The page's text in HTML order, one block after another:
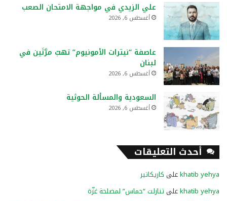
علي الزيدي في مواجهة الامتحان الصعب
أغسطس 6, 2026
عاصفة “نيترات الأمونيوم” تهبّ مرَّتَين في
لبنان
أغسطس 6, 2026
السعودية والمسألة الحوثية
أغسطس 6, 2026
أحدث التعليقات
khatib yehyaعلى كاريكاتير
khatib yehyaعلى تنازلت “حماس” لمصلحة غزّة